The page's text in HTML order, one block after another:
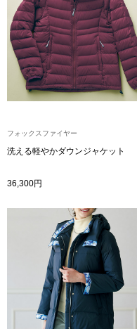
フォックスファイヤー
洗える軽やかダウンジャケット
36,300円